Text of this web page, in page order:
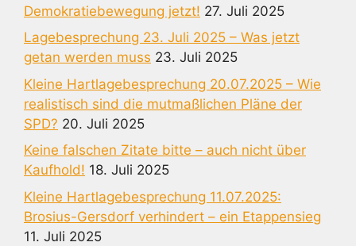
Demokratiebewegung jetzt! 27. Juli 2025
Lagebesprechung 23. Juli 2025 – Was jetzt
getan werden muss 23. Juli 2025
Kleine Hartlagebesprechung 20.07.2025 – Wie
realistisch sind die mutmaßlichen Pläne der
SPD? 20. Juli 2025
Keine falschen Zitate bitte – auch nicht über
Kaufhold! 18. Juli 2025
Kleine Hartlagebesprechung 11.07.2025:
Brosius-Gersdorf verhindert – ein Etappensieg
11. Juli 2025